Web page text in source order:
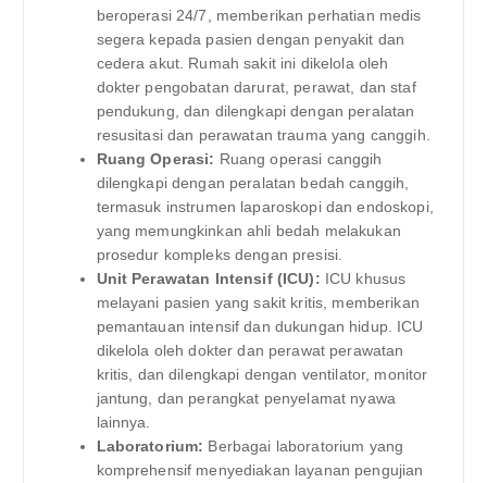
beroperasi 24/7, memberikan perhatian medis
segera kepada pasien dengan penyakit dan
cedera akut. Rumah sakit ini dikelola oleh
dokter pengobatan darurat, perawat, dan staf
pendukung, dan dilengkapi dengan peralatan
resusitasi dan perawatan trauma yang canggih.
Ruang Operasi: Ruang operasi canggih
dilengkapi dengan peralatan bedah canggih,
termasuk instrumen laparoskopi dan endoskopi,
yang memungkinkan ahli bedah melakukan
prosedur kompleks dengan presisi.
Unit Perawatan Intensif (ICU): ICU khusus
melayani pasien yang sakit kritis, memberikan
pemantauan intensif dan dukungan hidup. ICU
dikelola oleh dokter dan perawat perawatan
kritis, dan dilengkapi dengan ventilator, monitor
jantung, dan perangkat penyelamat nyawa
lainnya.
Laboratorium: Berbagai laboratorium yang
komprehensif menyediakan layanan pengujian